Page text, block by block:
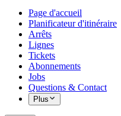
Page d'accueil
Planificateur d'itinéraire
Arrêts
Lignes
Tickets
Abonnements
Jobs
Questions & Contact
Plus